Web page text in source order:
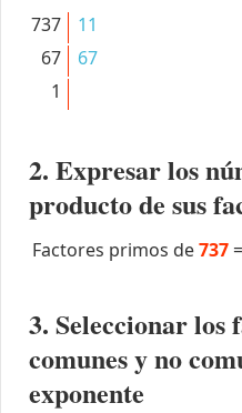
737
11
67
67
1
2. Expresar los
producto de sus
Factores primos de737 =
3. Seleccionar los
comunes y no
exponente